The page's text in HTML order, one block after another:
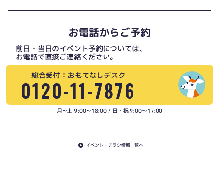
お電話からご予約
前日・当日のイベント予約については、
お電話で直接ご連絡ください。
総合受付：おもてなしデスク
0120-11-7876
月〜土 9:00〜18:00 / 日・祝 9:00〜17:00
イベント・チラシ情報一覧へ